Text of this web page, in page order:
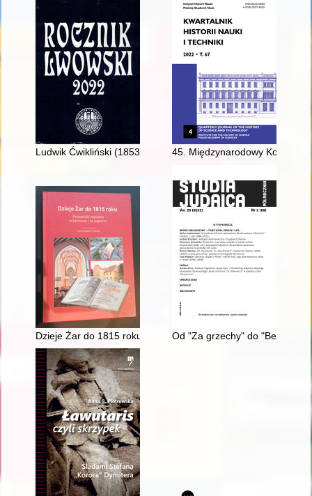
Ludwik Ćwikliński (1853-1942) : lwowski profesor polihistor,
45. Międzynarodowy Kongres
Dzieje Żar do 1815 roku Od "Za grzechy" do